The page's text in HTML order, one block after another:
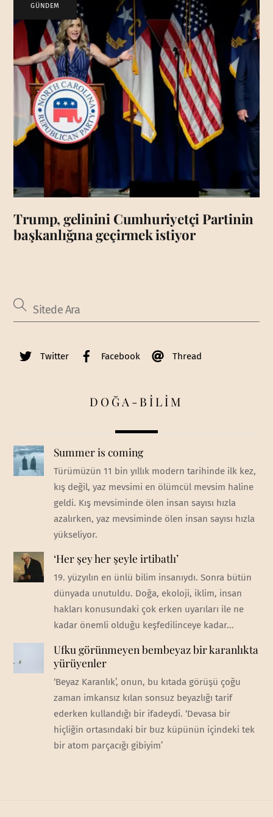
GÜNDEM
Trump, gelinini Cumhuriyetçi Partinin
başkanlığına geçirmek istiyor
Twitter Facebook Thread
DOĞA-BİLİM
Summer is coming
Türümüzün 11 bin yıllık modern tarihinde ilk kez,
kış değil, yaz mevsimi en ölümcül mevsim haline
geldi. Kış mevsiminde ölen insan sayısı hızla
azalırken, yaz mevsiminde ölen insan sayısı hızla
yükseliyor.
‘Her şey her şeyle irtibatlı’
19. yüzyılın en ünlü bilim insanıydı. Sonra bütün
dünyada unutuldu. Doğa, ekoloji, iklim, insan
hakları konusundaki çok erken uyarıları ile ne
kadar önemli olduğu keşfedilinceye kadar...
Ufku görünmeyen bembeyaz bir karanlıkta
yürüyenler
‘Beyaz Karanlık’, onun, bu kıtada görüşü çoğu
zaman imkansız kılan sonsuz beyazlığı tarif
ederken kullandığı bir ifadeydi. ‘Devasa bir
hiçliğin ortasındaki bir buz küpünün içindeki tek
bir atom parçacığı gibiyim’